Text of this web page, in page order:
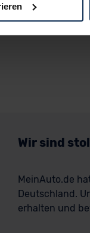
Wir sind
MeinAuto.de
Deutschland.
erhalten und